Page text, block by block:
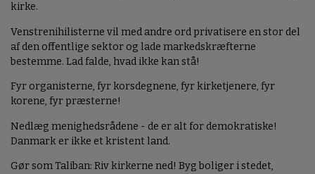
kirke.
Venstrenihilisterne vil med andre ord privatisere en stor del
af den offentlige sektor og lade markedskræfterne
bestemme. Lad falde, hvad ikke kan stå!
Fyr organisterne, fyr korsdegnene, fyr kirketjenere, fyr
korene, fyr præsterne!
Nedlæg menighedsrådene - de er alt for demokratiske!
Danmark er ikke et kristent land.
Gør som Taliban: Riv kirkerne ned! Byg boliger i stedet,